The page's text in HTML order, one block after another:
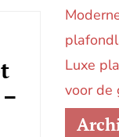
Luxe
voor de